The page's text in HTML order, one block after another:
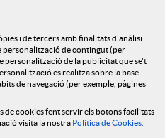
cookies
legal
Online
i de tercers amb finalitats d'anàlisi
personalització de contingut (per
personalització de la publicitat que se't
es realitza sobre la base
de navegació (per exemple, pàgines
cookies fent servir els botons facilitats
visita la nostra Política de Cookies